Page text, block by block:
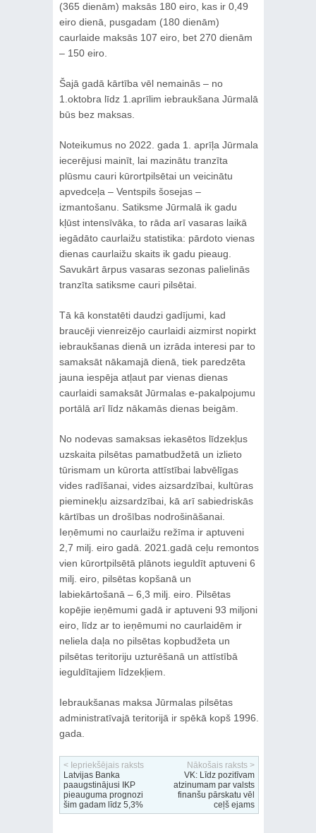
(365 dienām) maksās 180 eiro, kas ir 0,49
eiro dienā, pusgadam (180 dienām)
caurlaide maksās 107 eiro, bet 270 dienām
– 150 eiro.
Šajā gadā kārtība vēl nemainās – no
1.oktobra līdz 1.aprīlim iebraukšana Jūrmalā
būs bez maksas.
Noteikumus no 2022. gada 1. aprīļa Jūrmala
iecerējusi mainīt, lai mazinātu tranzīta
plūsmu cauri kūrortpilsētai un veicinātu
apvedceļa – Ventspils šosejas –
izmantošanu. Satiksme Jūrmalā ik gadu
kļūst intensīvāka, to rāda arī vasaras laikā
iegādāto caurlaižu statistika: pārdoto vienas
dienas caurlaižu skaits ik gadu pieaug.
Savukārt ārpus vasaras sezonas palielinās
tranzīta satiksme cauri pilsētai.
Tā kā konstatēti daudzi gadījumi, kad
braucēji vienreizējo caurlaidi aizmirst nopirkt
iebraukšanas dienā un izrāda interesi par to
samaksāt nākamajā dienā, tiek paredzēta
jauna iespēja atļaut par vienas dienas
caurlaidi samaksāt Jūrmalas e-pakalpojumu
portālā arī līdz nākamās dienas beigām.
No nodevas samaksas iekasētos līdzekļus
uzskaita pilsētas pamatbudžetā un izlieto
tūrismam un kūrorta attīstībai labvēlīgas
vides radīšanai, vides aizsardzībai, kultūras
pieminekļu aizsardzībai, kā arī sabiedriskās
kārtības un drošības nodrošināšanai.
Ieņēmumi no caurlaižu režīma ir aptuveni
2,7 milj. eiro gadā. 2021.gadā ceļu remontos
vien kūrortpilsētā plānots ieguldīt aptuveni 6
milj. eiro, pilsētas kopšanā un
labiekārtošanā – 6,3 milj. eiro. Pilsētas
kopējie ieņēmumi gadā ir aptuveni 93 miljoni
eiro, līdz ar to ieņēmumi no caurlaidēm ir
neliela daļa no pilsētas kopbudžeta un
pilsētas teritoriju uzturēšanā un attīstībā
ieguldītajiem līdzekļiem.
Iebraukšanas maksa Jūrmalas pilsētas
administratīvajā teritorijā ir spēkā kopš 1996.
gada.
< Iepriekšējais raksts
Latvijas Banka
paaugstinājusi IKP
pieauguma prognozi
šim gadam līdz 5,3%
Nākošais raksts >
VK: Līdz pozitīvam
atzinumam par valsts
finanšu pārskatu vēl
ceļš ejams